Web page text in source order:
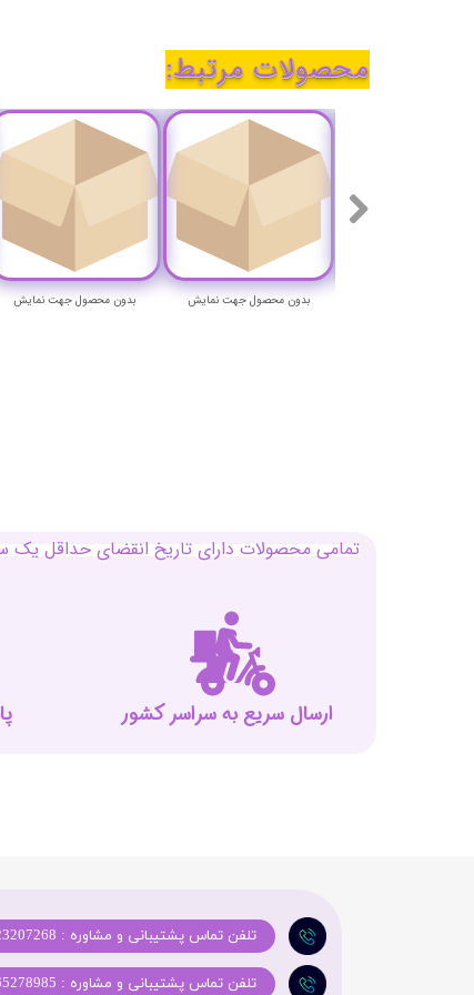
بدون محصول جهت نمایش بدون محصول جهت نمایش
محصولات مرتبط:
تمامی محصولات دارای تاریخ انقضای حداقل
ارسال سریع به سراسر کشور
تلفن تماس پشتیبانی و مشاوره : 09123207268
تلفن تماس پشتیبانی و مشاوره : 02165278985